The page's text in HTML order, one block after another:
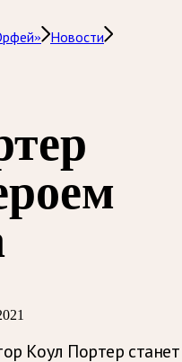
Новости
Коул Портер станет